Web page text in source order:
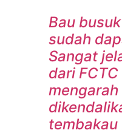
Bau
sudah
Sangat
dari
mengarah